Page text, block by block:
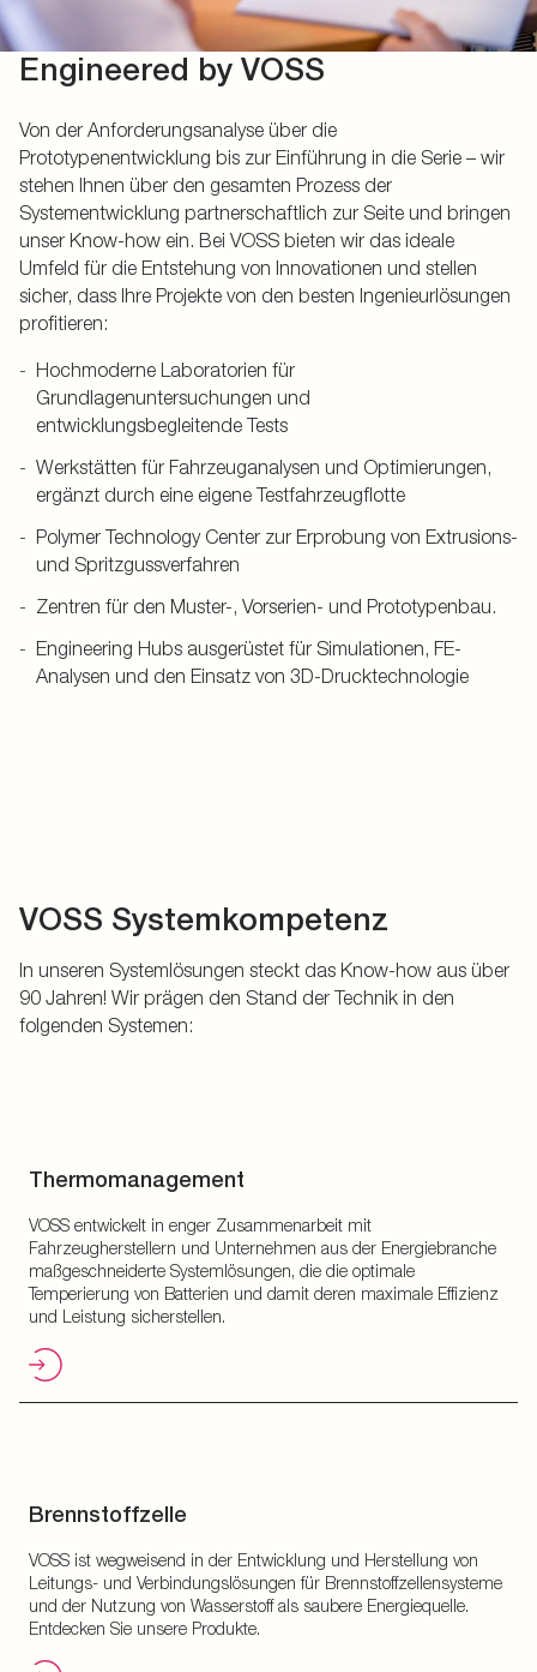
Engineered by VOSS
Von der Anforderungsanalyse über die
Prototypenentwicklung bis zur Einführung in die Serie – wir
stehen Ihnen über den gesamten Prozess der
Systementwicklung partnerschaftlich zur Seite und bringen
unser Know-how ein. Bei VOSS bieten wir das ideale
Umfeld für die Entstehung von Innovationen und stellen
sicher, dass Ihre Projekte von den besten Ingenieurlösungen
profitieren:
Hochmoderne Laboratorien für
Grundlagenuntersuchungen und
entwicklungsbegleitende Tests
Werkstätten für Fahrzeuganalysen und Optimierungen,
ergänzt durch eine eigene Testfahrzeugflotte
Polymer Technology Center zur Erprobung von Extrusions-
und Spritzgussverfahren
Zentren für den Muster-, Vorserien- und Prototypenbau.
Engineering Hubs ausgerüstet für Simulationen, FE-
Analysen und den Einsatz von 3D-Drucktechnologie
VOSS Systemkompetenz
In unseren Systemlösungen steckt das Know-how aus über
90 Jahren! Wir prägen den Stand der Technik in den
folgenden Systemen:
Thermomanagement
VOSS entwickelt in enger Zusammenarbeit mit
Fahrzeugherstellern und Unternehmen aus der Energiebranche
maßgeschneiderte Systemlösungen, die die optimale
Temperierung von Batterien und damit deren maximale Effizienz
und Leistung sicherstellen.
Brennstoffzelle
VOSS ist wegweisend in der Entwicklung und Herstellung von
Leitungs- und Verbindungslösungen für Brennstoffzellensysteme
und der Nutzung von Wasserstoff als saubere Energiequelle.
Entdecken Sie unsere Produkte.